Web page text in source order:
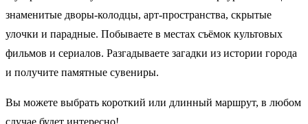
знаменитые дворы-колодцы, арт-пространства, скрытые
улочки и парадные. Побываете в местах съёмок культовых
фильмов и сериалов. Разгадываете загадки из истории города
и получите памятные сувениры.
Вы можете выбрать короткий или длинный маршрут, в любом